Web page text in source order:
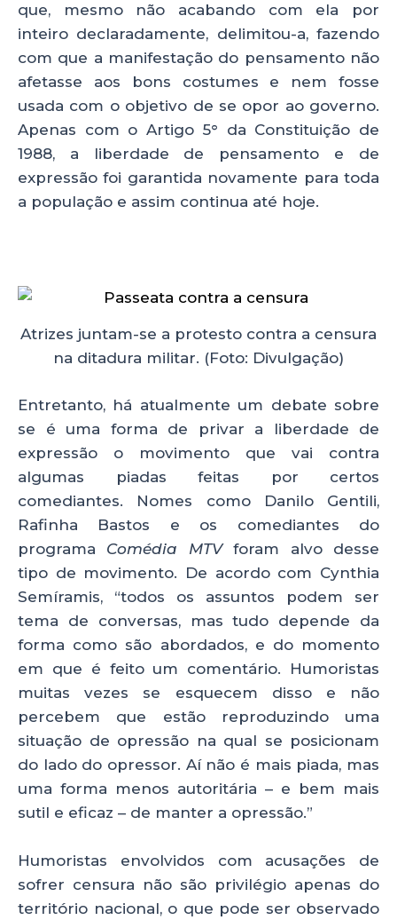
que, mesmo não acabando com ela por
inteiro declaradamente, delimitou-a, fazendo
com que a manifestação do pensamento não
afetasse aos bons costumes e nem fosse
usada com o objetivo de se opor ao governo.
Apenas com o Artigo 5° da Constituição de
1988, a liberdade de pensamento e de
expressão foi garantida novamente para toda
a população e assim continua até hoje.
Atrizes juntam-se a protesto contra a censura
na ditadura militar. (Foto: Divulgação)
Entretanto, há atualmente um debate sobre
se é uma forma de privar a liberdade de
expressão o movimento que vai contra
algumas piadas feitas por certos
comediantes. Nomes como Danilo Gentili,
Rafinha Bastos e os comediantes do
programa Comédia MTVforam alvo desse
tipo de movimento. De acordo com Cynthia
Semíramis, “todos os assuntos podem ser
tema de conversas, mas tudo depende da
forma como são abordados, e do momento
em que é feito um comentário. Humoristas
muitas vezes se esquecem disso e não
percebem que estão reproduzindo uma
situação de opressão na qual se posicionam
do lado do opressor. Aí não é mais piada, mas
uma forma menos autoritária – e bem mais
sutil e eficaz – de manter a opressão.”
Humoristas envolvidos com acusações de
sofrer censura não são privilégio apenas do
território nacional, o que pode ser observado